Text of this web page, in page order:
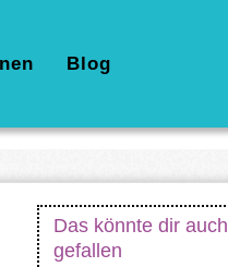
Blog
Das könnte dir auch
gefallen